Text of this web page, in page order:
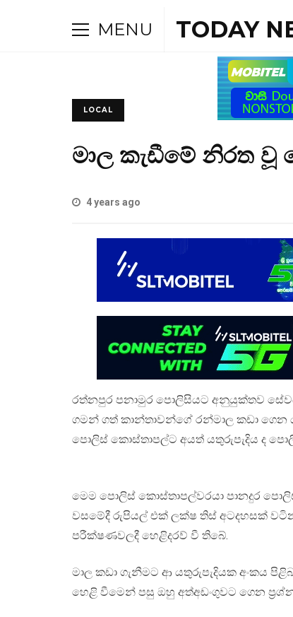
MENU TODAY
LOCAL
මාල කැඩීමේ නිරත
4 years ago
රත්නපුර පනාමුර පොලිසියට අනුයුක්තව
ගමන් ගත් කාන්තාවන්ගේ රන්මාල කඩා ගෙන
පොලිස් කොස්තාපල්ට අයත් යතුරුපැදිය ද
මෙම පොලිස් කොස්තාපල්වරයා පානදුර
වසමේදී රුපියල් එක් ලක්ෂ තිස් අටදහසක්
පරීක්ෂණවලදී හෙළිදරව් වී තිබේ.
මාල කඩා ගැනීමට ආ යතුරුපැදියක අංකය
හෙළි වීමෙන් පසු ඔහු අත්අඩංගුවට ගෙන